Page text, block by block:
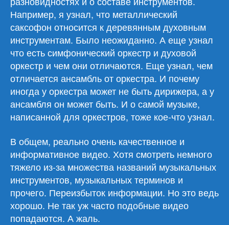
Например, я узнал, что металлический
саксофон относится к деревянным духовным
инструментам. Было неожиданно. А еще узнал
что есть симфонический оркестр и духовой
оркестр и чем они отличаются. Еще узнал, чем
отличается ансамбль от оркестра. И почему
иногда у оркестра может не быть дирижера, а у
ансамбля он может быть. И о самой музыке,
написанной для оркестров, тоже кое-что узнал.
В общем, реально очень качественное и
информативное видео. Хотя смотреть немного
тяжело из-за множества названий музыкальных
инструментов, музыкальных терминов и
прочего. Переизбыток информации. Но это ведь
хорошо. Не так уж часто подобные видео
попадаются. А жаль.